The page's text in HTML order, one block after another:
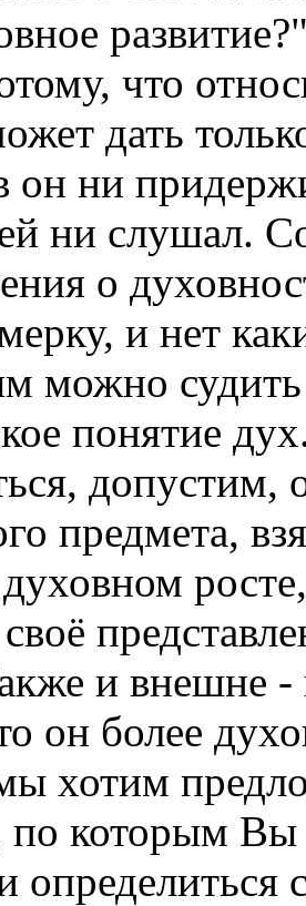
что
дать
он ни
ни слушал.
о
и нет
можно судить
понятие
допустим,
предмета,
и внешне -
он более
хотим
по которым Вы
определиться